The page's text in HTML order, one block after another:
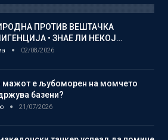
ПРОТИВ ВЕШТАЧКА
• ЗНАЕ ЛИ НЕКОЈ…
02/08/2026
мажот е љубоморен на момчето
базени?
21/07/2026